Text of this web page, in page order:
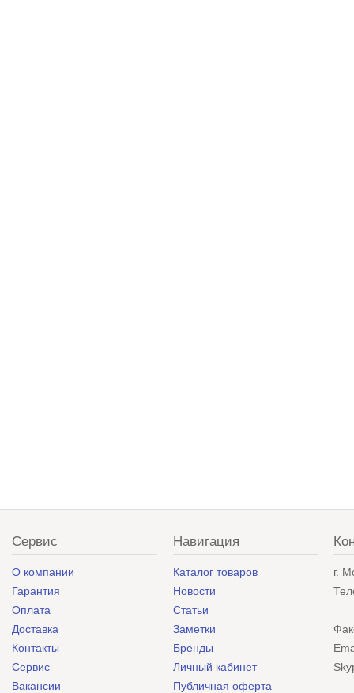
Сервис
О компании
Гарантия
Оплата
Доставка
Контакты
Сервис
Вакансии
Навигация
Каталог товаров
Новости
Статьи
Заметки
Бренды
Личный кабинет
Публичная оферта
г.